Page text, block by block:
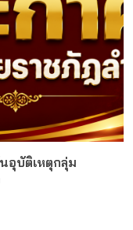
อุบัติเหตุกลุ่ม